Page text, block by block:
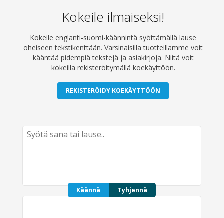
Kokeile ilmaiseksi!
Kokeile englanti-suomi-käännintä syöttämällä lause
oheiseen tekstikenttään. Varsinaisilla tuotteillamme voit
kääntää pidempiä tekstejä ja asiakirjoja. Niitä voit
kokeilla rekisteröitymällä koekäyttöön.
REKISTERÖIDY KOEKÄYTTÖÖN
Käännä Tyhjennä